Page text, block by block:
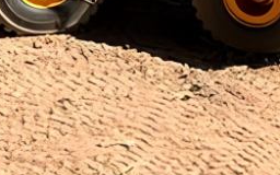
Truck Freunden Saar e.V.